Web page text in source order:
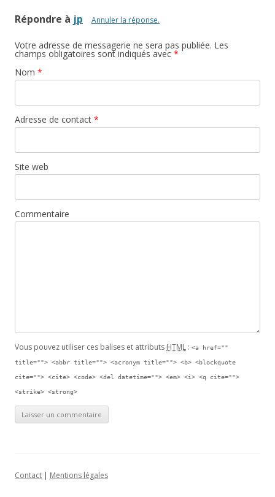
Répondre à jp Annuler la réponse.
Votre adresse de messagerie ne sera pas publiée. Les
champs obligatoires sont indiqués avec *
Nom *
Adresse de contact *
Site web
Commentaire
Vous pouvez utiliser ces balises et attributs HTML : <a href=""
title=""> <abbr title=""> <acronym title=""> <b> <blockquote
cite=""> <cite> <code> <del datetime=""> <em> <i> <q cite="">
<strike> <strong>
Contact | Mentions légales